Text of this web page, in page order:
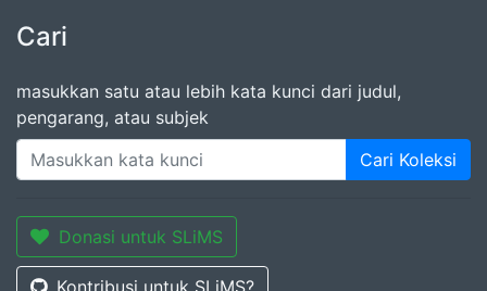
Cari
masukkan satu atau lebih kata kunci dari judul,
pengarang, atau subjek
Cari Koleksi
Donasi untuk SLiMS
Kontribusi untuk SLiMS?